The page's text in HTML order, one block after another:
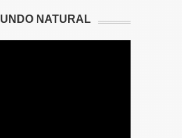
NATURAL